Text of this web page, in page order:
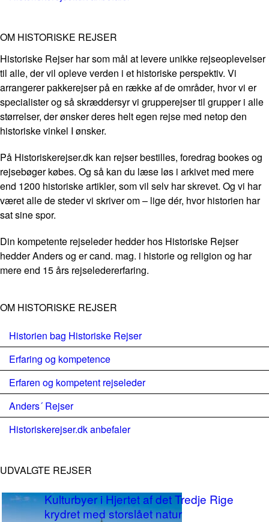
OM HISTORISKE REJSER
Historiske Rejser har som mål at levere unikke rejseoplevelser
til alle, der vil opleve verden i et historiske perspektiv. Vi
arrangerer pakkerejser på en række af de områder, hvor vi er
specialister og så skræddersyr vi grupperejser til grupper i alle
størrelser, der ønsker deres helt egen rejse med netop den
historiske vinkel I ønsker.
På Historiskerejser.dk kan rejser bestilles, foredrag bookes og
rejsebøger købes. Og så kan du læse løs i arkivet med mere
end 1200 historiske artikler, som vil selv har skrevet. Og vi har
været alle de steder vi skriver om – lige dér, hvor historien har
sat sine spor.
Din kompetente rejseleder hedder hos Historiske Rejser
hedder Anders og er cand. mag. i historie og religion og har
mere end 15 års rejseledererfaring.
OM HISTORISKE REJSER
Historien bag Historiske Rejser
Erfaring og kompetence
Erfaren og kompetent rejseleder
Anders´ Rejser
Historiskerejser.dk anbefaler
UDVALGTE REJSER
Kulturbyer i Hjertet af det Tredje Rige
krydret med storslået natur